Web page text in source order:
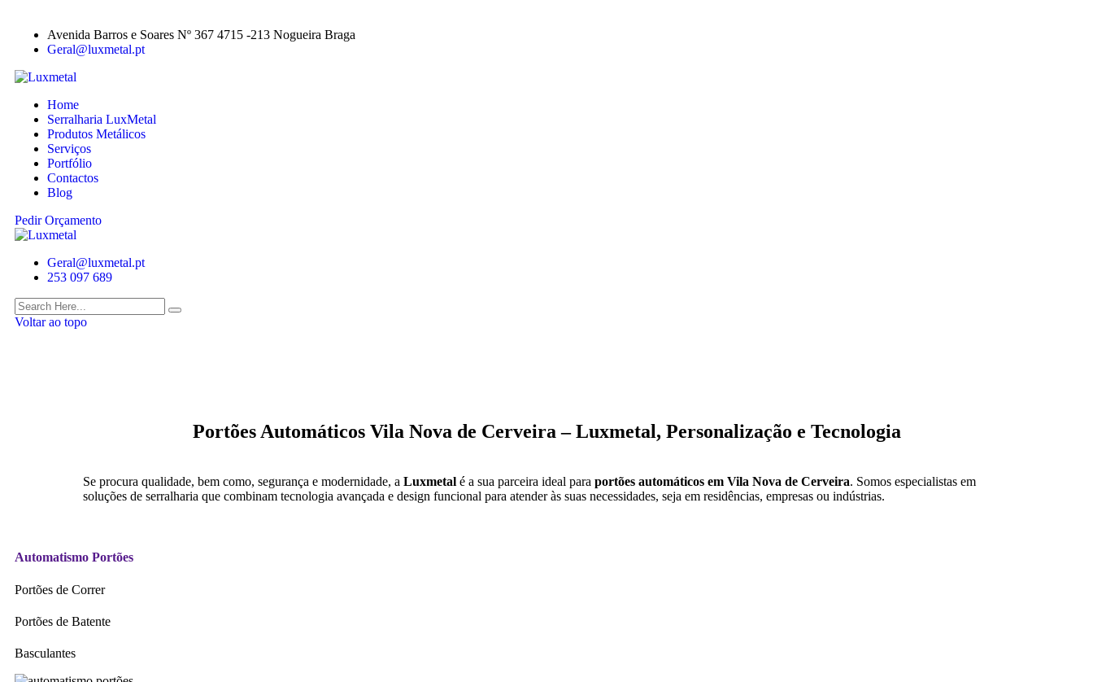
Avenida Barros e Soares Nº 367 4715 -213 Nogueira Braga
Geral@luxmetal.pt
Home
Serralharia LuxMetal
Produtos Metálicos
Serviços
Portfólio
Contactos
Blog
Pedir Orçamento
Geral@luxmetal.pt
253 097 689
Voltar ao topo
Portões Automáticos Vila Nova de Cerveira – Luxmetal, Personalização e Tecnologia
Se procura qualidade, bem como, segurança e modernidade, a Luxmetal é a sua parceira ideal para portões automáticos em Vila Nova de Cerveira. Somos especialistas em
soluções de serralharia que combinam tecnologia avançada e design funcional para atender às suas necessidades, seja em residências, empresas ou indústrias.
Automatismo Portões
Portões de Correr
Portões de Batente
Basculantes